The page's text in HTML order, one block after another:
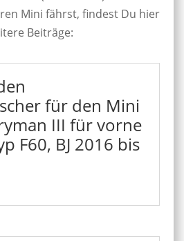
Mini fährst, findest Du hier
Beiträge:
für den Mini
III für vorne
F60, BJ 2016 bis